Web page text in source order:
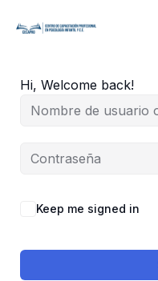
Hi, Welcome back!
Keep me signed in